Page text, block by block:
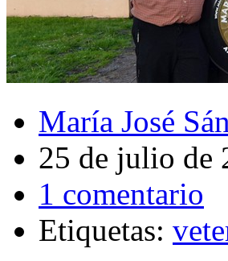
María José
25 de julio de
1 comentario
Etiquetas: